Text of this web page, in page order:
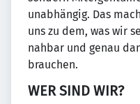
unabhängig. Das
uns zu dem, was wir
nahbar und genau
brauchen.
WER SIND WIR?